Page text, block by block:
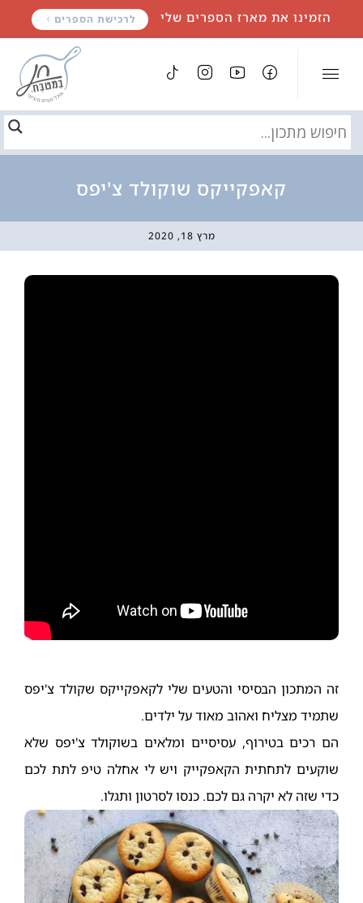
הזמינו את מארז הספרים שלי לרכישת הספרים
קאפקייקס שוקולד צ'יפס
מרץ 18, 2020
זה המתכון הבסיסי והטעים שלי לקאפקייקס שקולד צ'יפס
שתמיד מצליח ואהוב מאוד על ילדים.
הם רכים בטירוף, עסיסיים ומלאים בשוקולד צ'יפס שלא
שוקעים לתחתית הקאפקייק ויש לי אחלה טיפ לתת לכם
כדי שזה לא יקרה גם לכם. כנסו לסרטון ותגלו.